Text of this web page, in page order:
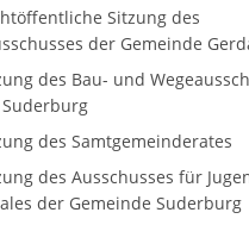
Sitzung des
der Gemeinde
des Bau- und
des Samtgemeinderates
des Ausschusses für
der Gemeinde Suderburg